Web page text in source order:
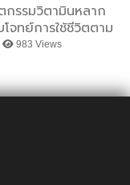
กรรมวิตามินหลาก
ทย์การใช้ชีวิตตาม
วัย983 Views